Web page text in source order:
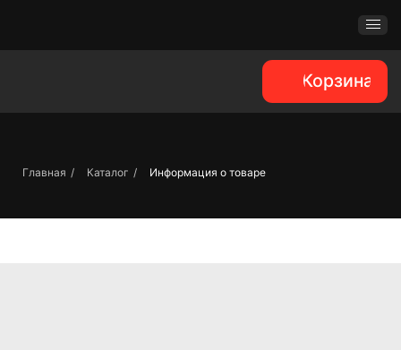
Главная / Каталог / Информация о товаре